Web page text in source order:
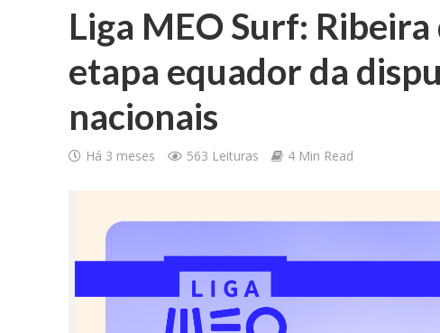
Liga MEO Surf: Ribeira
etapa equador da
nacionais
Há 3 meses 563 Leituras 4 Min Read